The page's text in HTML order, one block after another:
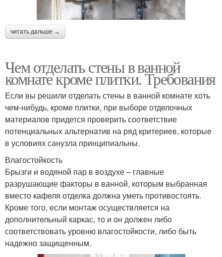
читать дальше →
Чем отделать стены в ванной
комнате кроме плитки. Требования
Если вы решили отделать стены в ванной комнате хоть
чем-нибудь, кроме плитки, при выборе отделочных
материалов придется проверить соответствие
потенциальных альтернатив на ряд критериев, которые
в условиях санузла принципиальны.
Влагостойкость
Брызги и водяной пар в воздухе – главные
разрушающие факторы в ванной, которым выбранная
вместо кафеля отделка должна уметь противостоять.
Кроме того, если монтаж осуществляется на
дополнительный каркас, то и он должен либо
соответствовать уровню влагостойкости, либо быть
надежно защищенным.